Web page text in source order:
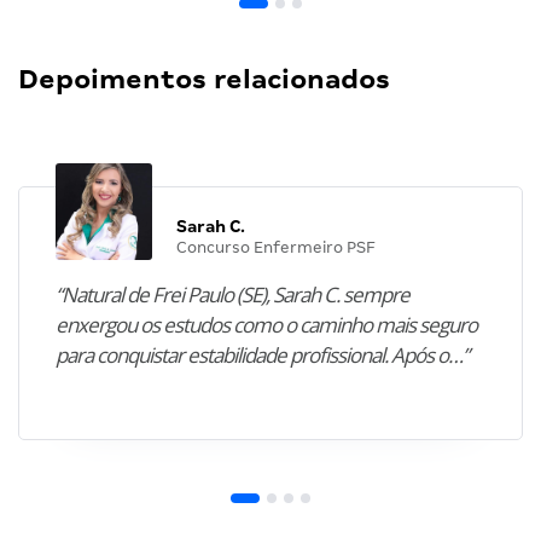
Depoimentos relacionados
Sarah C.
Concurso Enfermeiro PSF
“Natural de Frei Paulo (SE), Sarah C. sempre
enxergou os estudos como o caminho mais seguro
para conquistar estabilidade profissional. Após o…”